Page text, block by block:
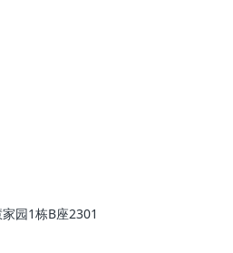
园1栋B座2301